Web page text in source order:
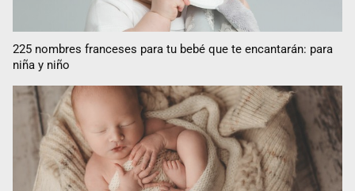
225 nombres franceses para tu bebé que te encantarán: para
niña y niño